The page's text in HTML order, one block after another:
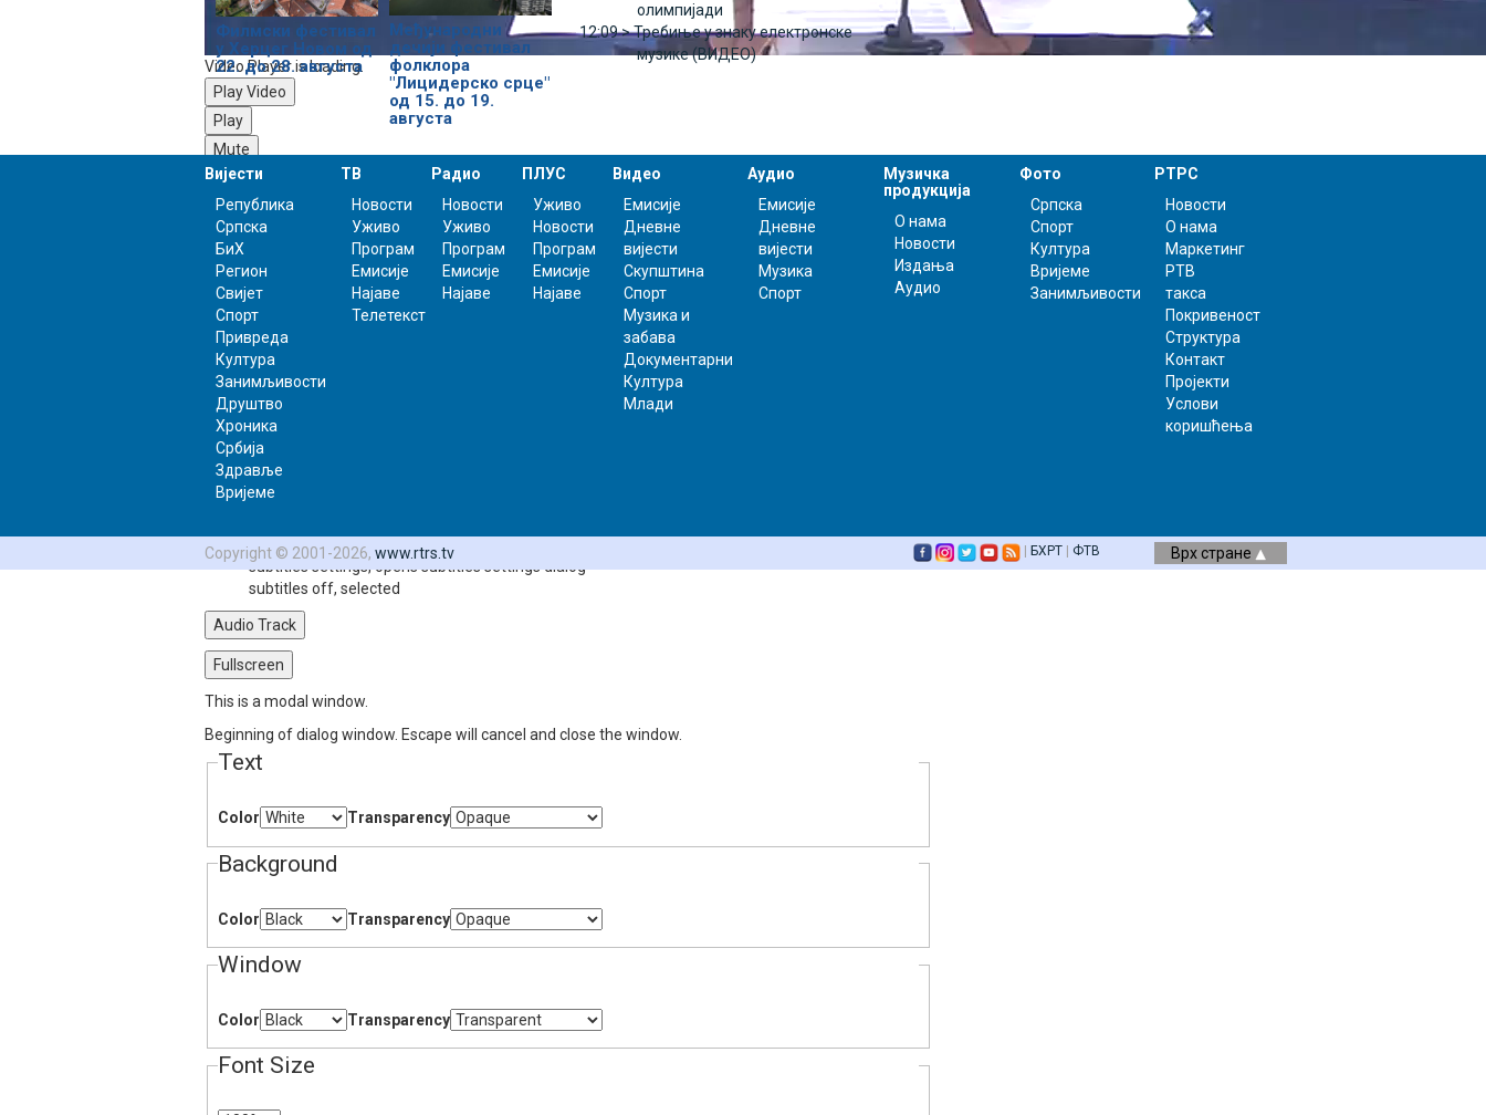
Video Player is loading.
Play Video
Play
Mute
0:00
0:40
Loaded
Progress
Stream Type
-0:40
Playback Rate
1x
Chapters
Chapters
Descriptions
Subtitles
subtitles settings, opens subtitles settings dialog
subtitles off, selected
Audio Track
Fullscreen
This is a modal window.
Beginning of dialog window. Escape will cancel and close the window.
Text
Color Transparency
Background
Color Transparency
Window
Color Transparency
Font Size
Филмски фестивал
у Херцег Новом од
22. до 28. августа
Међународни
дечији фестивал
фолклора
"Лицидерско срце"
од 15. до 19.
августа
олимпијади
12:09 >Требиње у знаку електронске
музике (ВИДЕО)
Вијести
Република
Српска
БиХ
Регион
Свијет
Спорт
Привреда
Култура
Занимљивости
Друштво
Хроника
Србија
Здравље
Вријеме
ТВ
Новости
Уживо
Програм
Емисије
Најаве
Телетекст
Радио
Новости
Уживо
Програм
Емисије
Најаве
ПЛУС
Уживо
Новости
Програм
Емисије
Најаве
Видео
Емисије
Дневне
вијести
Скупштина
Спорт
Музика и
забава
Документарни
Култура
Млади
Аудио
Емисије
Дневне
вијести
Музика
Спорт
Музичка
продукција
О нама
Новости
Издања
Аудио
Фото
Српска
Спорт
Култура
Вријеме
Занимљивости
РТРС
Новости
О нама
Маркетинг
РТВ
такса
Покривеност
Структура
Контакт
Пројекти
Услови
коришћења
Copyright © 2001-2026, www.rtrs.tv БХРТ ФТВ Врх стране